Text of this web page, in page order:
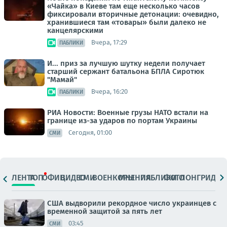
«Чайка» в Киеве там еще несколько часов
фиксировали вторичные детонации: очевидно,
хранившиеся там «товары» были далеко не
канцелярскими
ПАБЛИКИ Вчера, 17:29
И... приз за лучшую шутку недели получает
старший сержант батальона БПЛА Сиротюк
"Мамай"
ПАБЛИКИ Вчера, 16:20
РИА Новости: Военные грузы НАТО встали на
границе из-за ударов по портам Украины
СМИ Сегодня, 01:00
ЛЕНТАТОПОФИЦ.ВИДЕОСМИВОЕНКОРЫМНЕНИЯПАБЛИКИ
ФОТОЛОНГРИДЫ
США выдворили рекордное число украинцев с
временной защитой за пять лет
СМИ 03:45